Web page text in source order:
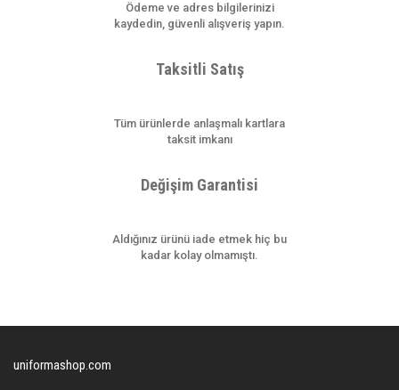
Ödeme ve adres bilgilerinizi
kaydedin, güvenli alışveriş yapın.
Taksitli Satış
Tüm ürünlerde anlaşmalı kartlara
taksit imkanı
Değişim Garantisi
Aldığınız ürünü iade etmek hiç bu
kadar kolay olmamıştı.
uniformashop.com